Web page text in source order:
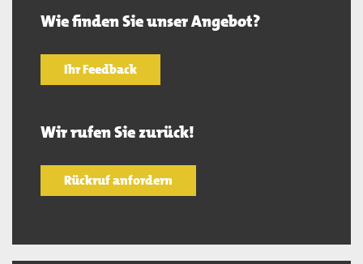
Wie finden Sie unser Angebot?
Ihr Feedback
Wir rufen Sie zurück!
Rückruf anfordern